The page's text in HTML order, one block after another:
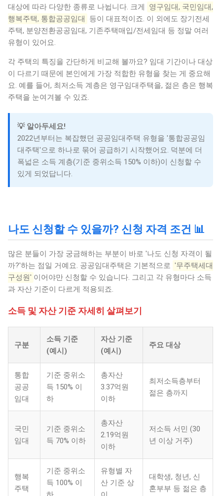
대상에 따라 다양한 종류로 나뉩니다. 크게
영구임대, 국민임대,
행복주택, 통합공공임대
등이 대표적이죠. 이 외에도 장기전세
주택, 분양전환공공임대, 기존주택매입/전세임대 등 정말 여러
유형이 있어요.
각 주택의 특징을 간단하게 비교해 볼까요? 임대 기간이나 대상
이 다르기 때문에 본인에게 가장 적합한 유형을 찾는 게 중요해
요. 예를 들어, 최저소득 계층은 영구임대주택을, 젊은 층은 행복
주택을 눈여겨볼 수 있죠.
💡 알아두세요!
2022년부터는 복잡했던 공공임대주택 유형을 '통합공공임
대주택'으로 하나로 묶어 공급하기 시작했어요. 덕분에 더
폭넓은 소득 계층(기준 중위소득 150% 이하)이 신청할 수
있게 되었답니다.
나도 신청할 수 있을까? 신청 자격 조건 📊
많은 분들이 가장 궁금해하는 부분이 바로 '나도 신청 자격이 될
까?'하는 점일 거예요. 공공임대주택은 기본적으로 '무주택세대
구성원' 이어야만 신청할 수 있습니다. 그리고 각 유형마다 소득
과 자산 기준이 다르게 적용되죠.
소득 및 자산 기준 자세히 살펴보기
구분
소득 기준
(예시)
자산 기준
(예시)
주요 대상
통합
공공
임대
기준 중위소
득 150% 이
하
총자산
3.37억원
이하
최저소득층부터
젊은 층까지
국민
임대
기준 중위소
득 70% 이하
총자산
2.19억원
이하
저소득 서민 (30
년 이상 거주)
행복
주택
기준 중위소
득 100% 이
유형별 자
산 기준 상
대학생, 청년, 신
혼부부 등 젊은 층